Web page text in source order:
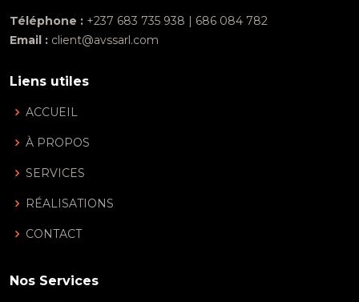
Téléphone : +237 683 735 938 | 686 084 782
Email : client@avssarl.com
Liens utiles
ACCUEIL
À PROPOS
SERVICES
RÉALISATIONS
CONTACT
Nos Services